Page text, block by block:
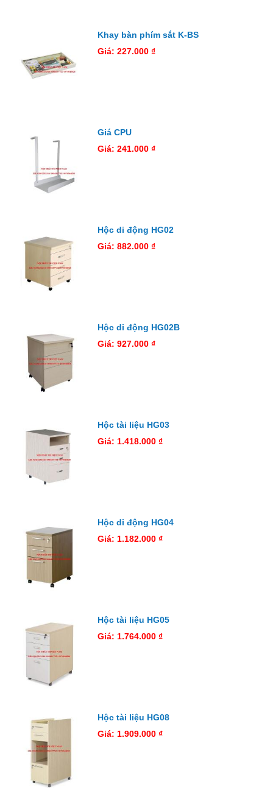
Khay bàn phím sắt K-BS
Giá: 227.000 ₫
Giá CPU
Giá: 241.000 ₫
Hộc di động HG02
Giá: 882.000 ₫
Hộc di động HG02B
Giá: 927.000 ₫
Hộc tài liệu HG03
Giá: 1.418.000 ₫
Hộc di động HG04
Giá: 1.182.000 ₫
Hộc tài liệu HG05
Giá: 1.764.000 ₫
Hộc tài liệu HG08
Giá: 1.909.000 ₫